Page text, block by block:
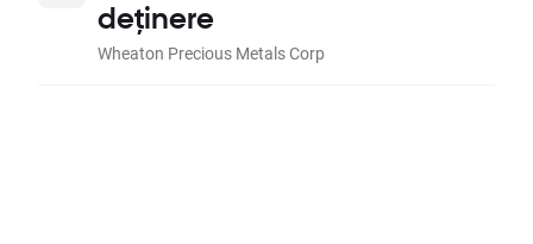
deținere
Wheaton Precious Metals Corp